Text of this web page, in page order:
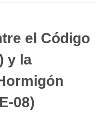
el Código
y la
08)